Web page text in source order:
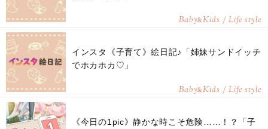
Baby&Kids / Life style
インスタ《子育て》絵日記♪「姉妹サンドイッチ
でホカホカ♡」
Baby&Kids / Life style
《今日の1pic》静かな時こそ危険……！？「子